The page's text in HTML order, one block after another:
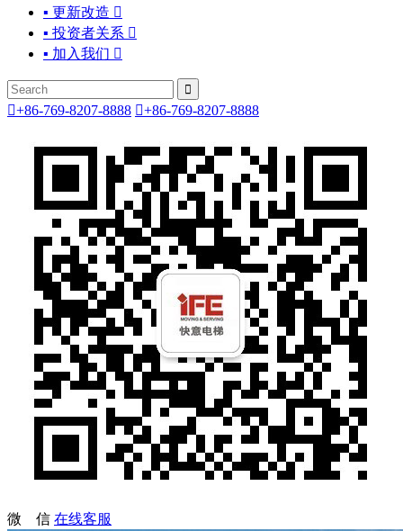
▪ 更新改造 
▪ 投资者关系 
▪ 加入我们 

+86-769-8207-8888 +86-769-8207-8888
微 信 在线客服